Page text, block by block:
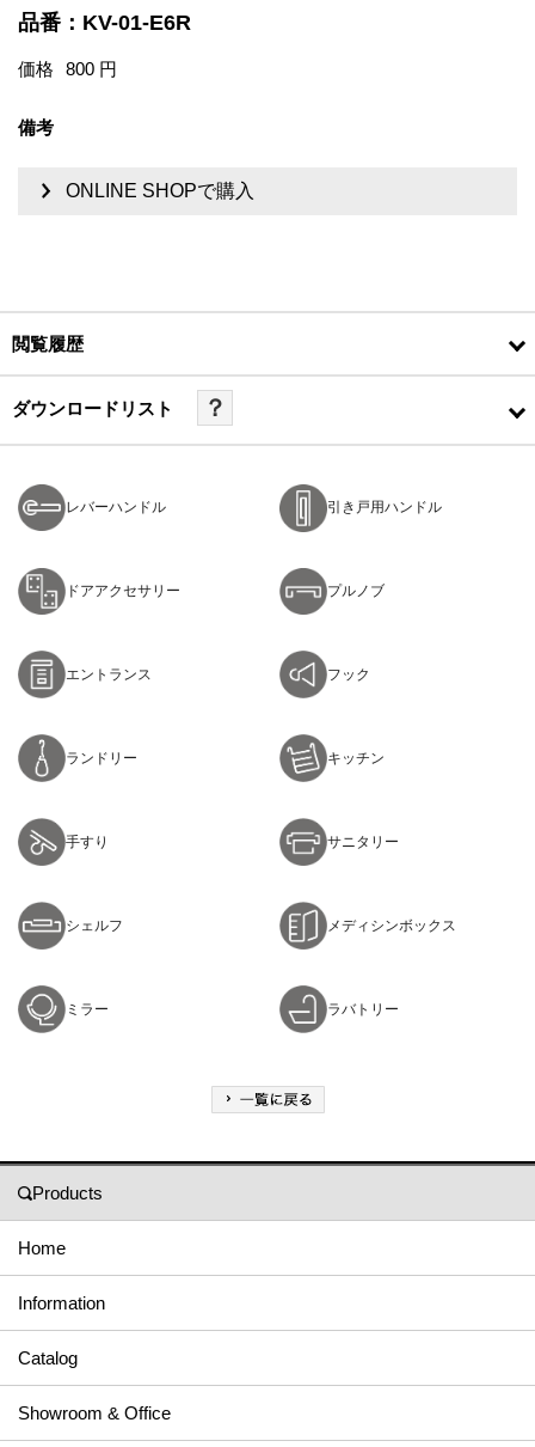
品番：KV-01-E6R
価格 800 円
備考
ONLINE SHOPで購入
閲覧履歴
ダウンロードリスト ？
レバーハンドル 引き戸用ハンドル
ドアアクセサリー プルノブ
エントランス フック
ランドリー キッチン
手すり サニタリー
シェルフ メディシンボックス
ミラー ラバトリー
Products
Home
Information
Catalog
Showroom & Office